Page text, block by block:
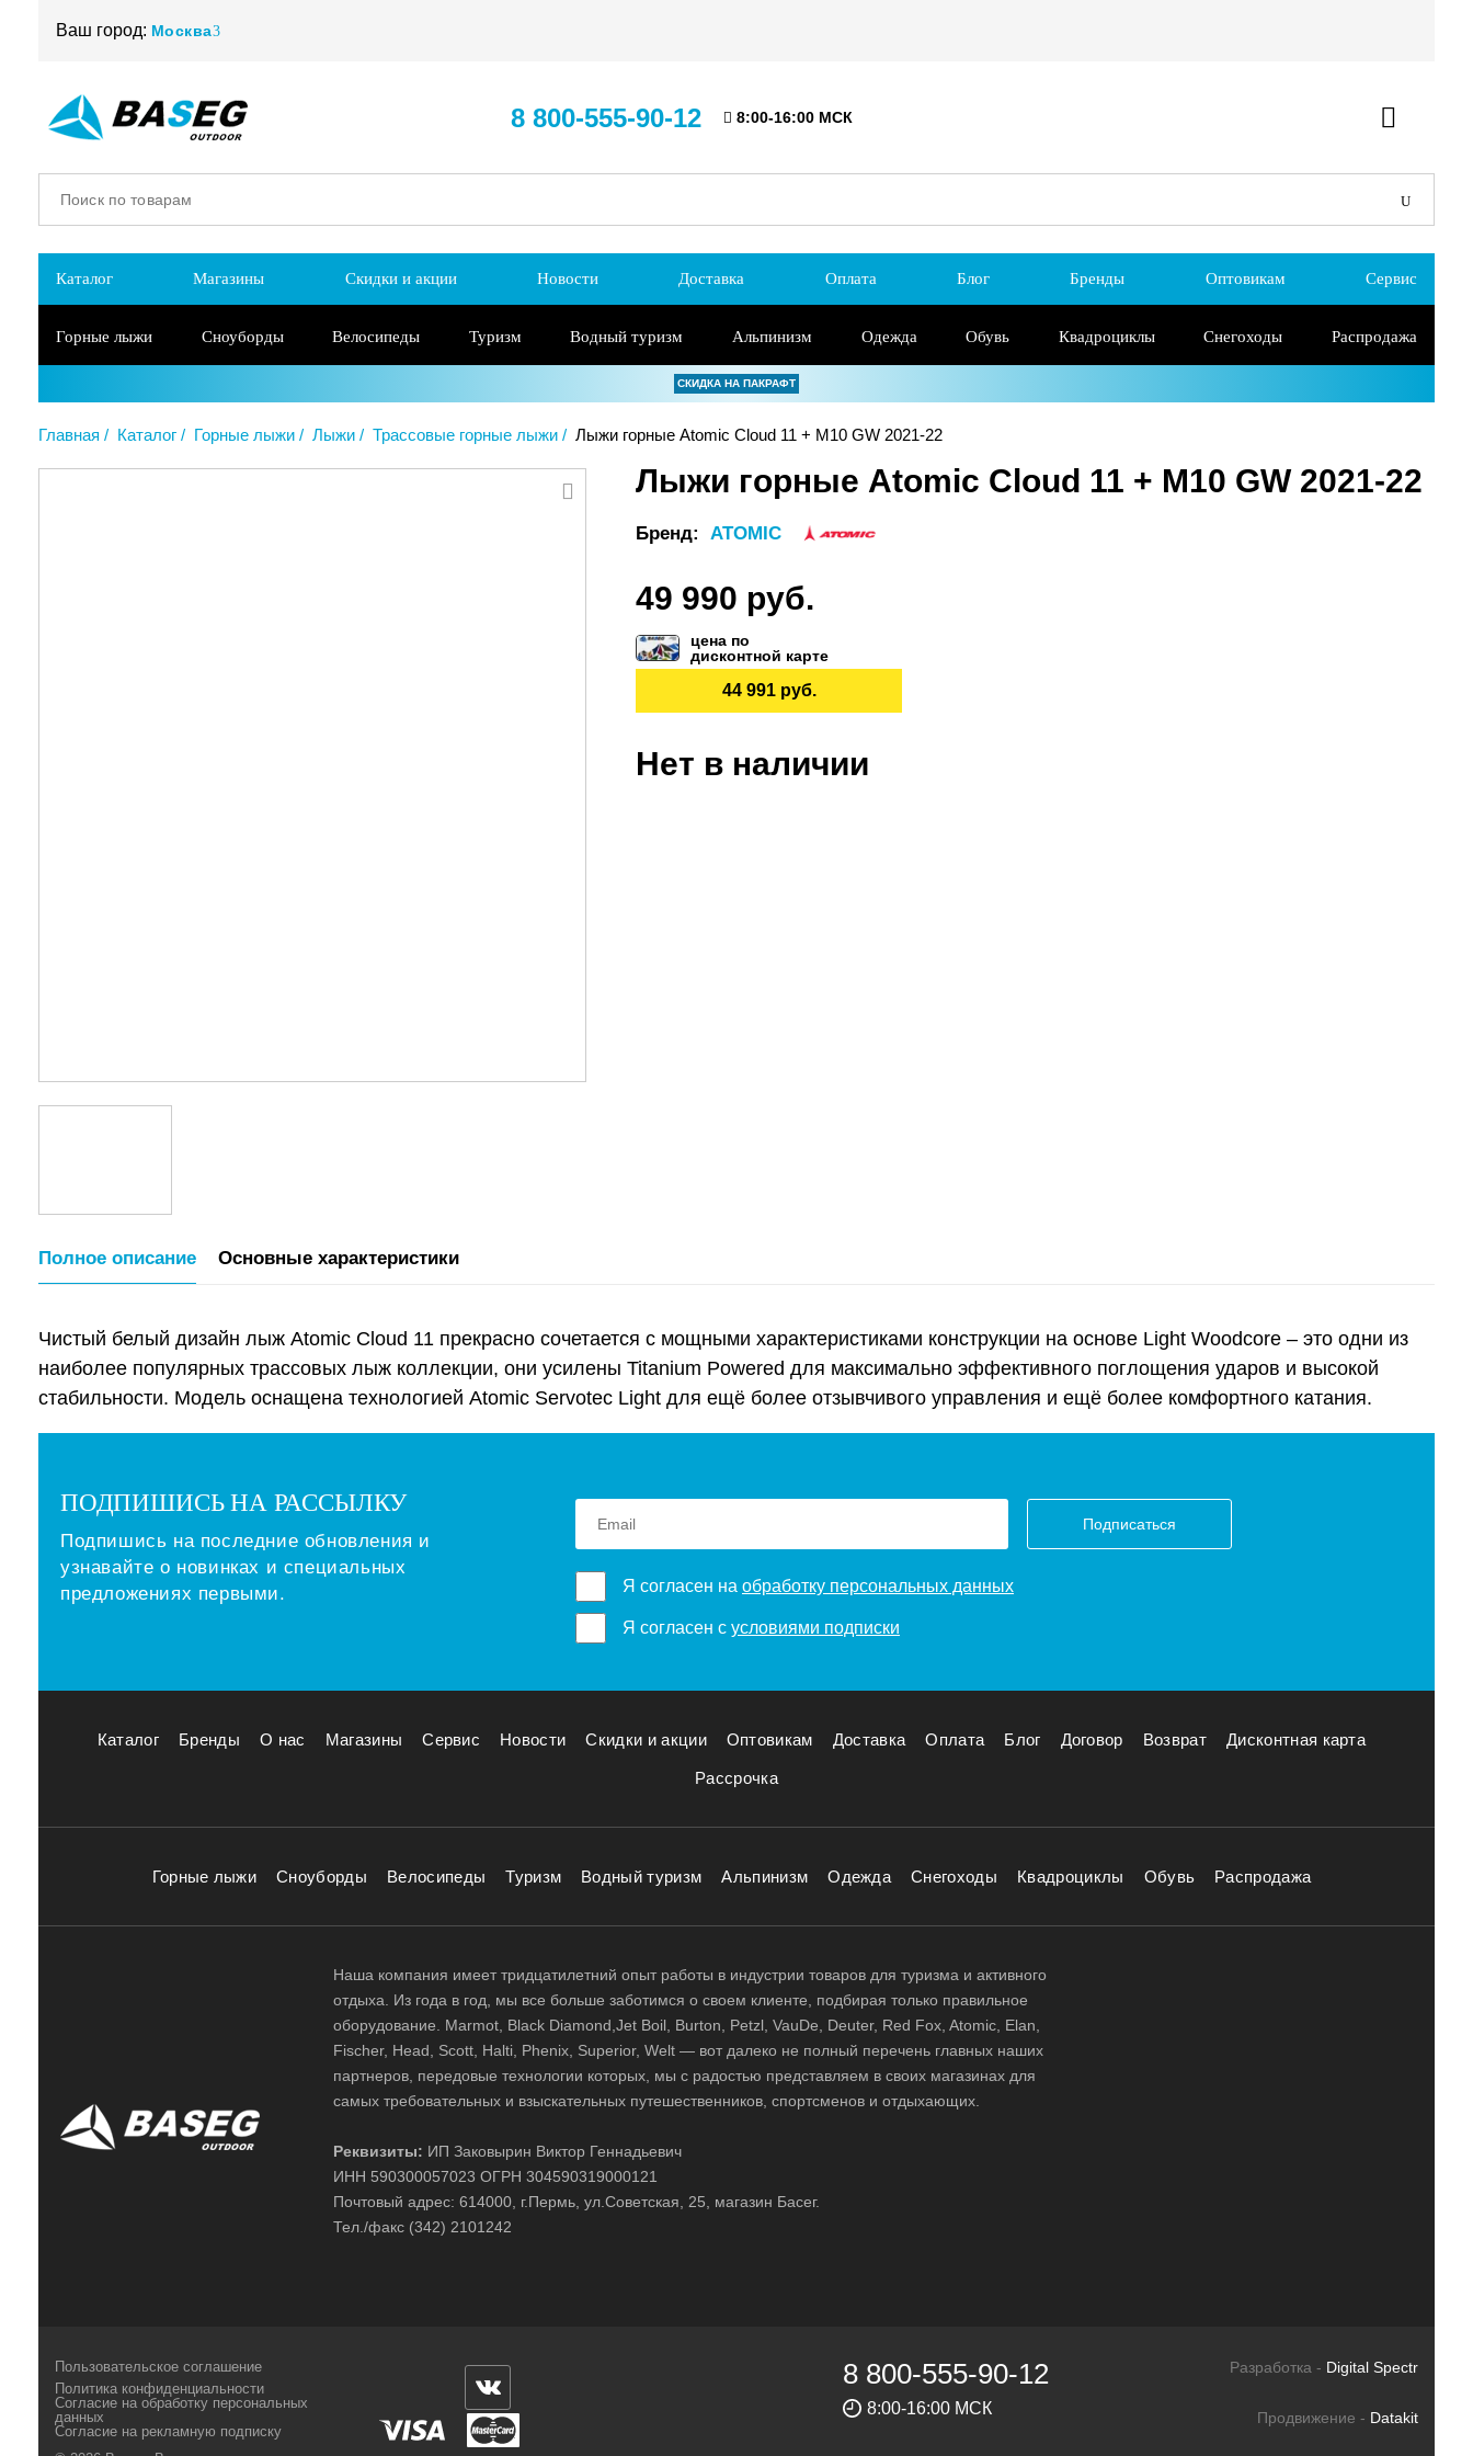
Ваш город: Москва
8 800-555-90-12 8:00-16:00 МСК
Каталог Магазины Скидки и акции Новости Доставка Оплата Блог Бренды Оптовикам Сервис
Горные лыжи Сноуборды Велосипеды Туризм Водный туризм Альпинизм Одежда Обувь Квадроциклы Снегоходы Распродажа
СКИДКА НА ПАКРАФТ
Главная Каталог Горные лыжи Лыжи Трассовые горные лыжи Лыжи горные Atomic Cloud 11 + M10 GW 2021-22
Лыжи горные Atomic Cloud 11 + M10 GW 2021-22
Бренд: ATOMIC
49 990 руб.
цена по
дисконтной карте
44 991 руб.
Нет в наличии
Полное описание Основные характеристики
Чистый белый дизайн лыж Atomic Cloud 11 прекрасно сочетается с мощными характеристиками конструкции на основе Light Woodcore – это одни из
наиболее популярных трассовых лыж коллекции, они усилены Titanium Powered для максимально эффективного поглощения ударов и высокой
стабильности. Модель оснащена технологией Atomic Servotec Light для ещё более отзывчивого управления и ещё более комфортного катания.
ПОДПИШИСЬ НА РАССЫЛКУ
Подпишись на последние обновления и
узнавайте о новинках и специальных
предложениях первыми.
Подписаться
Я согласен на обработку персональных данных
Я согласен с условиями подписки
Каталог Бренды О нас Магазины Сервис Новости Скидки и акции Оптовикам Доставка Оплата Блог Договор Возврат Дисконтная карта
Рассрочка
Горные лыжи Сноуборды Велосипеды Туризм Водный туризм Альпинизм Одежда Снегоходы Квадроциклы Обувь Распродажа
Наша компания имеет тридцатилетний опыт работы в индустрии товаров для туризма и активного
отдыха. Из года в год, мы все больше заботимся о своем клиенте, подбирая только правильное
оборудование. Marmot, Black Diamond,Jet Boil, Burton, Petzl, VauDe, Deuter, Red Fox, Atomic, Elan,
Fischer, Head, Scott, Halti, Phenix, Superior, Welt — вот далеко не полный перечень главных наших
партнеров, передовые технологии которых, мы с радостью представляем в своих магазинах для
самых требовательных и взыскательных путешественников, спортсменов и отдыхающих.
Реквизиты: ИП Заковырин Виктор Геннадьевич
ИНН 590300057023 ОГРН 304590319000121
Почтовый адрес: 614000, г.Пермь, ул.Советская, 25, магазин Басег.
Тел./факс (342) 2101242
Пользовательское соглашение
Политика конфиденциальности
Согласие на обработку персональных
данных
Согласие на рекламную подписку
8 800-555-90-12
8:00-16:00 МСК
Разработка - Digital Spectr
Продвижение - Datakit